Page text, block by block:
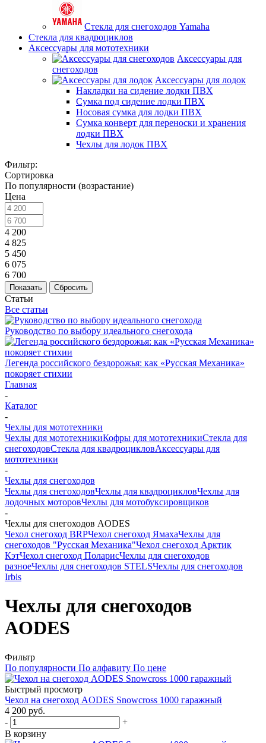
Стекла для снегоходов Yamaha
Стекла для квадроциклов
Аксессуары для мототехники
Аксессуары для
снегоходов
Аксессуары для лодок
Накладки на сидение лодки ПВХ
Сумка под сидение лодки ПВХ
Носовая сумка для лодки ПВХ
Сумка конверт для переноски и хранения
лодки ПВХ
Чехлы для лодок ПВХ
Фильтр:
Сортировка
По популярности (возрастание)
Цена
4 200
4 825
5 450
6 075
6 700
Показать Сбросить
Статьи
Все статьи
Руководство по выбору идеального снегохода
Легенда российского бездорожья: как «Русская Механика»
покоряет стихии
Главная
-
Каталог
-
Чехлы для мототехники
Чехлы для мототехникиКофры для мототехникиСтекла для
снегоходовСтекла для квадроцикловАксессуары для
мототехники
-
Чехлы для снегоходов
Чехлы для снегоходовЧехлы для квадроцикловЧехлы для
лодочных моторовЧехлы для мотобуксировщиков
-
Чехлы для снегоходов AODES
Чехол снегоход BRPЧехол снегоход ЯмахаЧехлы для
снегоходов "Русская Механика"Чехол снегоход Арктик
КэтЧехол снегоход ПоларисЧехлы для снегоходов
разноеЧехлы для снегоходов STELSЧехлы для снегоходов
Irbis
Чехлы для снегоходов
AODES
Фильтр
По популярности По алфавиту По цене
Быстрый просмотр
Чехол на снегоход AODES Snowcross 1000 гаражный
4 200 руб.
-
+
В корзину